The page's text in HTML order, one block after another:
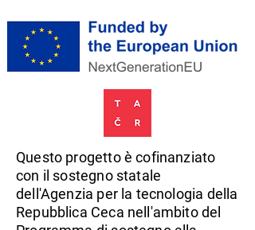
Questo progetto è cofinanziato
con il sostegno statale
dell'Agenzia per la tecnologia della
Repubblica Ceca nell'ambito del